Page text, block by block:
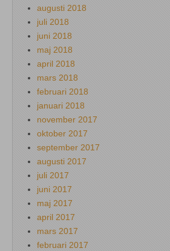
augusti 2018
juli 2018
juni 2018
maj 2018
april 2018
mars 2018
februari 2018
januari 2018
november 2017
oktober 2017
september 2017
augusti 2017
juli 2017
juni 2017
maj 2017
april 2017
mars 2017
februari 2017